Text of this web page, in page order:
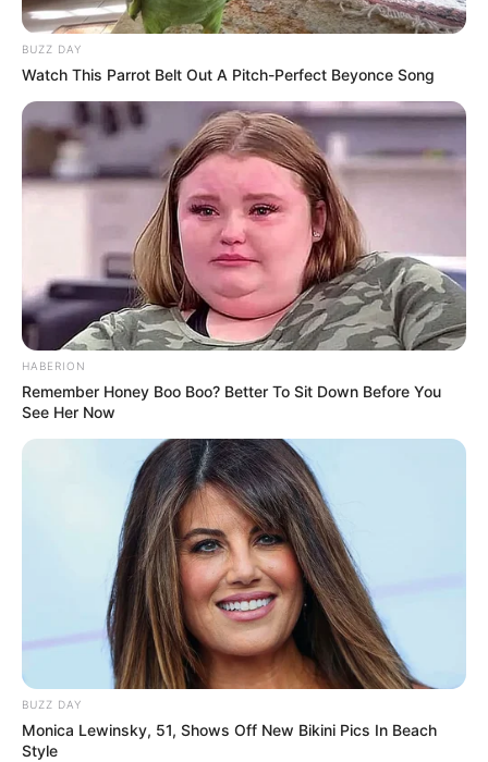
Главная страница
„VÉRREL ÁZTATOTT ESKÜVŐ: AZ ÁRULÁS
Published by: 23.05.2026 DRÁMA admin
BUZZ DAY
Watch This Parrot Belt Out A Pitch-Perfect Beyonce Song
HABERION
Remember Honey Boo Boo? Better To Sit Down Before You
See Her Now
BUZZ DAY
Monica Lewinsky, 51, Shows Off New Bikini Pics In Beach
Style